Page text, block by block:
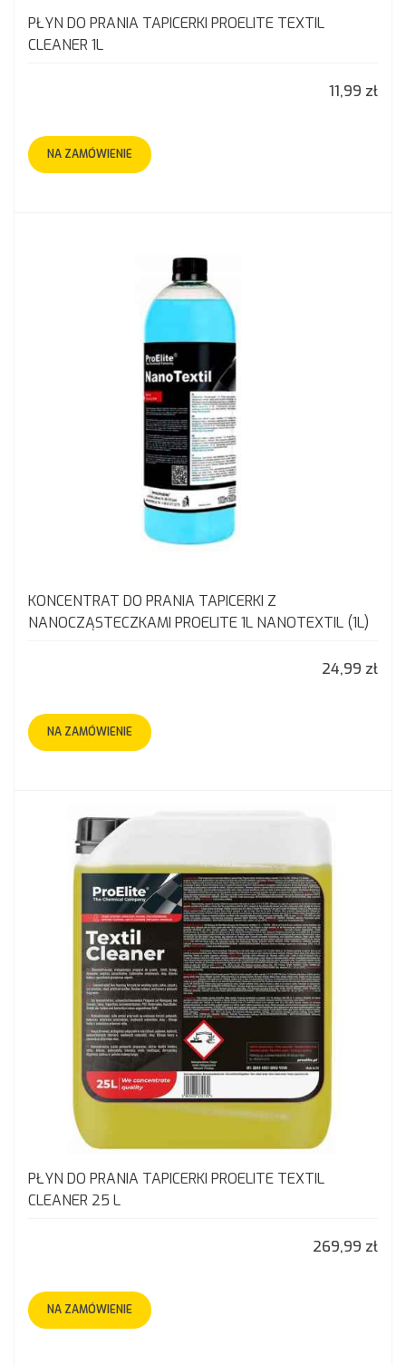
PŁYN DO PRANIA TAPICERKI PROELITE TEXTIL
CLEANER 1L
11,99 zł
NA ZAMÓWIENIE
KONCENTRAT DO PRANIA TAPICERKI Z
NANOCZĄSTECZKAMI PROELITE 1L NANOTEXTIL (1L)
24,99 zł
NA ZAMÓWIENIE
PŁYN DO PRANIA TAPICERKI PROELITE TEXTIL
CLEANER 25 L
269,99 zł
NA ZAMÓWIENIE